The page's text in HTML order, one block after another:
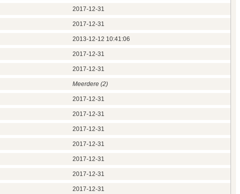
2017‑12‑31
2017‑12‑31
2013‑12‑12 10:41:06
2017‑12‑31
2017‑12‑31
Meerdere (2)
2017‑12‑31
2017‑12‑31
2017‑12‑31
2017‑12‑31
2017‑12‑31
2017‑12‑31
2017‑12‑31